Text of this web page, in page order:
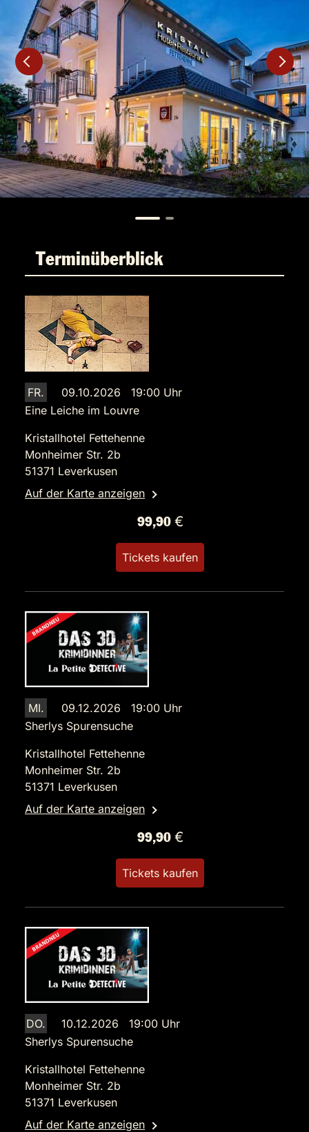
Terminüberblick
FR.
09.10.2026 19:00 Uhr
Eine Leiche im Louvre
Kristallhotel Fettehenne
Monheimer Str. 2b
51371 Leverkusen
Auf der Karte anzeigen
99,90 €
Tickets kaufen
MI.
09.12.2026 19:00 Uhr
Sherlys Spurensuche
Kristallhotel Fettehenne
Monheimer Str. 2b
51371 Leverkusen
Auf der Karte anzeigen
99,90 €
Tickets kaufen
DO.
10.12.2026 19:00 Uhr
Sherlys Spurensuche
Kristallhotel Fettehenne
Monheimer Str. 2b
51371 Leverkusen
Auf der Karte anzeigen